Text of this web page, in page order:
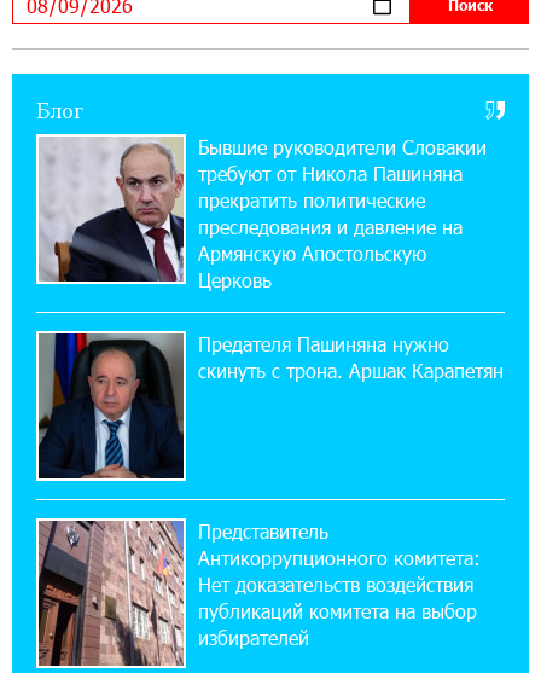
можно зарегистрироваться также с помощью
«Бесплатные бонусы в играх»: IDBank
предупреждает о кибератаках на школьников
11:21:15 31-07-2026
ЕАЭС со временем будет расширяться. Когда-
нибудь это поймёт и рядовой армянин, но
11:03:52 31-07-2026
Если Израиль использует тему Геноцида
армян против Эрдогана, то что для него
значит сам Геноцид?
17:16:14 30-07-2026
ВТБ (Армения): вклад «Стабильный» — до
10% годовых и оформление в мобильном
приложении
17:03:49 30-07-2026
Блог
Бывшие руководители Словакии
требуют от Никола Пашиняна
прекратить политические
преследования и давление на
Армянскую Апостольскую
Церковь
Предателя Пашиняна нужно
скинуть с трона. Аршак Карапетян
Представитель
Антикоррупционного комитета:
Нет доказательств воздействия
публикаций комитета на выбор
избирателей